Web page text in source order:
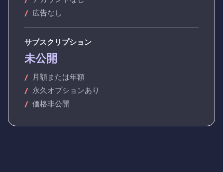
広告なし
サブスクリプション
未公開
月額または年額
永久オプションあり
価格非公開